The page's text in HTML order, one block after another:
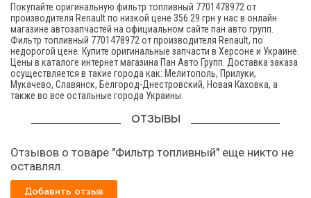
Покупайте оригинальную фильтр топливный 7701478972 от
производителя Renault по низкой цене 356.29 грн у нас в онлайн
магазине автозапчастей на официальном сайте пан авто групп.
Фильтр топливный 7701478972 от производителя Renault, по
недорогой цене. Купите оригинальные запчасти в Херсоне и Украине.
Цены в каталоге интернет магазина Пан Авто Групп. Доставка заказа
осуществляется в такие города как: Мелитополь, Прилуки,
Мукачево, Славянск, Белгород-Днестровский, Новая Каховка, а
также во все остальные города Украины.
ОТЗЫВЫ
Отзывов о товаре "Фильтр топливный" еще никто не
оставлял.
Добавить отзыв